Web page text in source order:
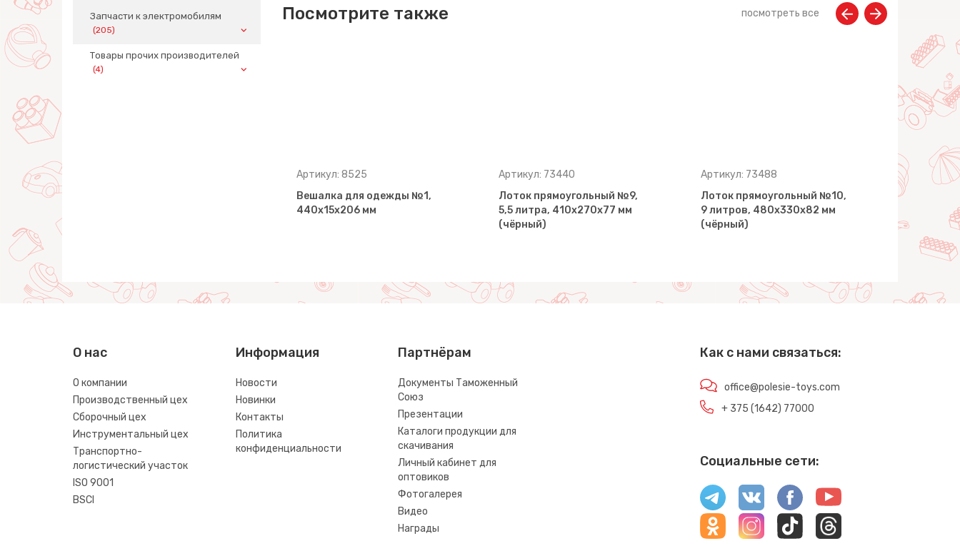
Запчасти к электромобилям
(205)
Товары прочих производителей
(4)
Посмотрите также посмотреть все
Артикул: 8525
Вешалка для одежды №1,
440х15х206 мм
Артикул: 73440
Лоток прямоугольный №9,
5,5 литра, 410х270х77 мм
(чёрный)
Артикул: 73488
Лоток прямоугольный №10,
9 литров, 480х330х82 мм
(чёрный)
Артикул:
Лоток
2,5
(бледно-
О нас
О компании
Производственный цех
Сборочный цех
Инструментальный цех
Транспортно-
логистический участок
ISO 9001
BSCI
Информация
Новости
Новинки
Контакты
Политика
конфиденциальности
Партнёрам
Документы Таможенный
Союз
Презентации
Каталоги продукции для
скачивания
Личный кабинет для
оптовиков
Фотогалерея
Видео
Награды
Как с нами связаться:
office@polesie-toys.com
+ 375 (1642) 77000
Социальные сети: